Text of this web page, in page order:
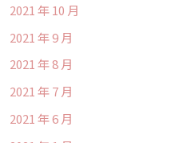
2021 年 10 月
2021 年 9 月
2021 年 8 月
2021 年 7 月
2021 年 6 月